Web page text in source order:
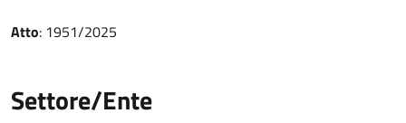
Atto: 1951/2025
Settore/Ente